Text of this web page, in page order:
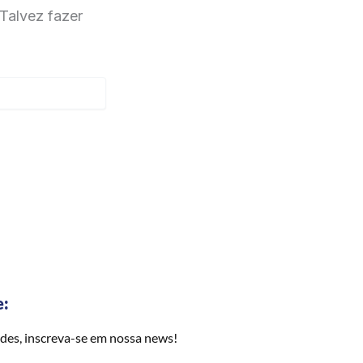
fazer
inscreva-se em nossa news!